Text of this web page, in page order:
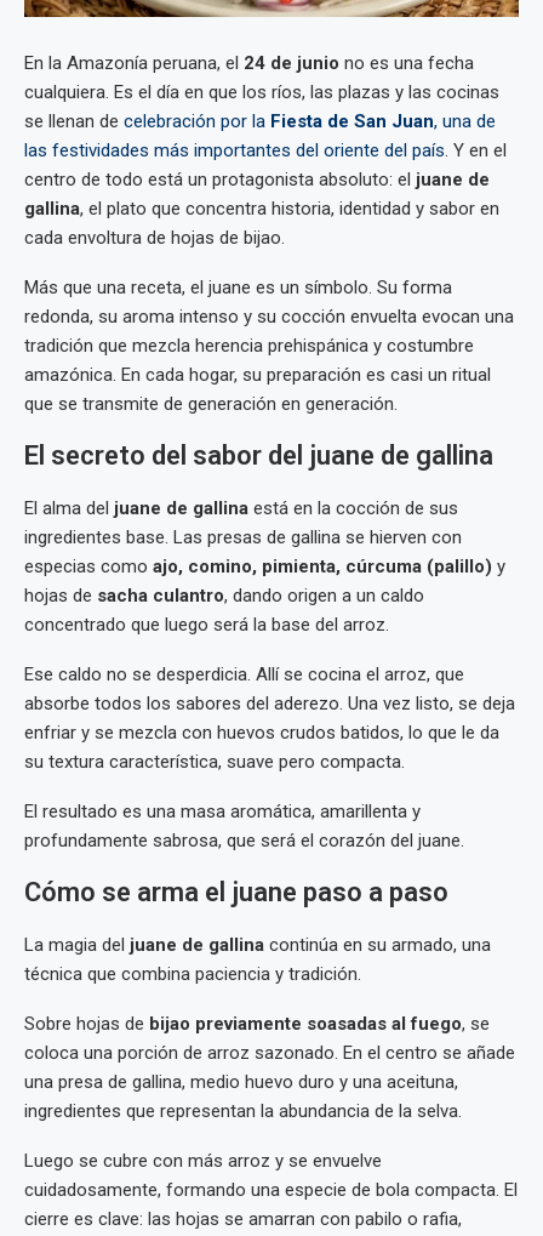
En la Amazonía peruana, el 24 de junio no es una fecha
cualquiera. Es el día en que los ríos, las plazas y las cocinas
se llenan de celebración por la Fiesta de San Juan, una de
las festividades más importantes del oriente del país. Y en el
centro de todo está un protagonista absoluto: el juane de
gallina, el plato que concentra historia, identidad y sabor en
cada envoltura de hojas de bijao.
Más que una receta, el juane es un símbolo. Su forma
redonda, su aroma intenso y su cocción envuelta evocan una
tradición que mezcla herencia prehispánica y costumbre
amazónica. En cada hogar, su preparación es casi un ritual
que se transmite de generación en generación.
El secreto del sabor del juane de gallina
El alma del juane de gallina está en la cocción de sus
ingredientes base. Las presas de gallina se hierven con
especias como ajo, comino, pimienta, cúrcuma (palillo) y
hojas de sacha culantro, dando origen a un caldo
concentrado que luego será la base del arroz.
Ese caldo no se desperdicia. Allí se cocina el arroz, que
absorbe todos los sabores del aderezo. Una vez listo, se deja
enfriar y se mezcla con huevos crudos batidos, lo que le da
su textura característica, suave pero compacta.
El resultado es una masa aromática, amarillenta y
profundamente sabrosa, que será el corazón del juane.
Cómo se arma el juane paso a paso
La magia del juane de gallina continúa en su armado, una
técnica que combina paciencia y tradición.
Sobre hojas de bijao previamente soasadas al fuego, se
coloca una porción de arroz sazonado. En el centro se añade
una presa de gallina, medio huevo duro y una aceituna,
ingredientes que representan la abundancia de la selva.
Luego se cubre con más arroz y se envuelve
cuidadosamente, formando una especie de bola compacta. El
cierre es clave: las hojas se amarran con pabilo o rafia,